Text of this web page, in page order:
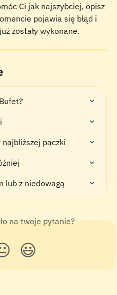
Ci jak najszybciej, opisz
pojawia się błąd i
zostały wykonane.
paczki
lub z niedowagą
na twoje pytanie?
😃